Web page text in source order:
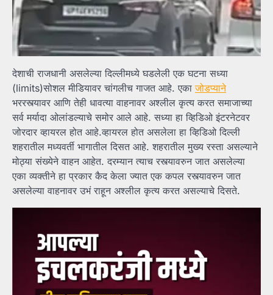
देशाची राजधानी असलेल्या दिल्लीमध्ये घडलेली एक घटना सध्या
(limits)सोशल मीडियावर चांगलीच गाजत आहे. एकाजोडप्याने
भररस्त्यावर आणि तेही धावत्या वाहनावर अश्लील कृत्य करत समाजाच्या
सर्व मर्यादा ओलांडल्याचे समोर आले आहे. सध्या हा व्हिडिओ इंटरनेटवर
जोरदार व्हायरल होत आहे.व्हायरल होत असलेला हा व्हिडिओ दिल्ली
शहरातील मध्यवर्ती भागातील दिसत आहे. शहरातील मुख्य रस्ता असल्याने
मोठ्या संख्येने वाहन आहेत. दरम्यान त्याच रस्त्यावरुन जात असलेल्या
एका व्यक्तीने हा प्रकार कैद केला ज्यात एक कपल रस्त्यावरुन जात
असलेल्या वाहनावर उभं राहून अश्लील कृत्य करत असल्याचे दिसते.